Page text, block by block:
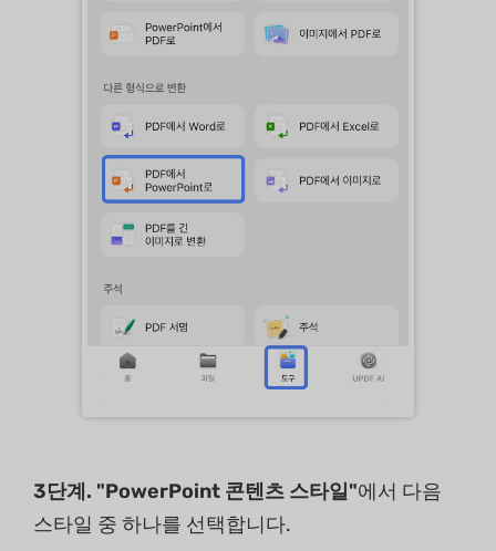
3단계. "PowerPoint 콘텐츠 스타일"에서 다음
스타일 중 하나를 선택합니다.